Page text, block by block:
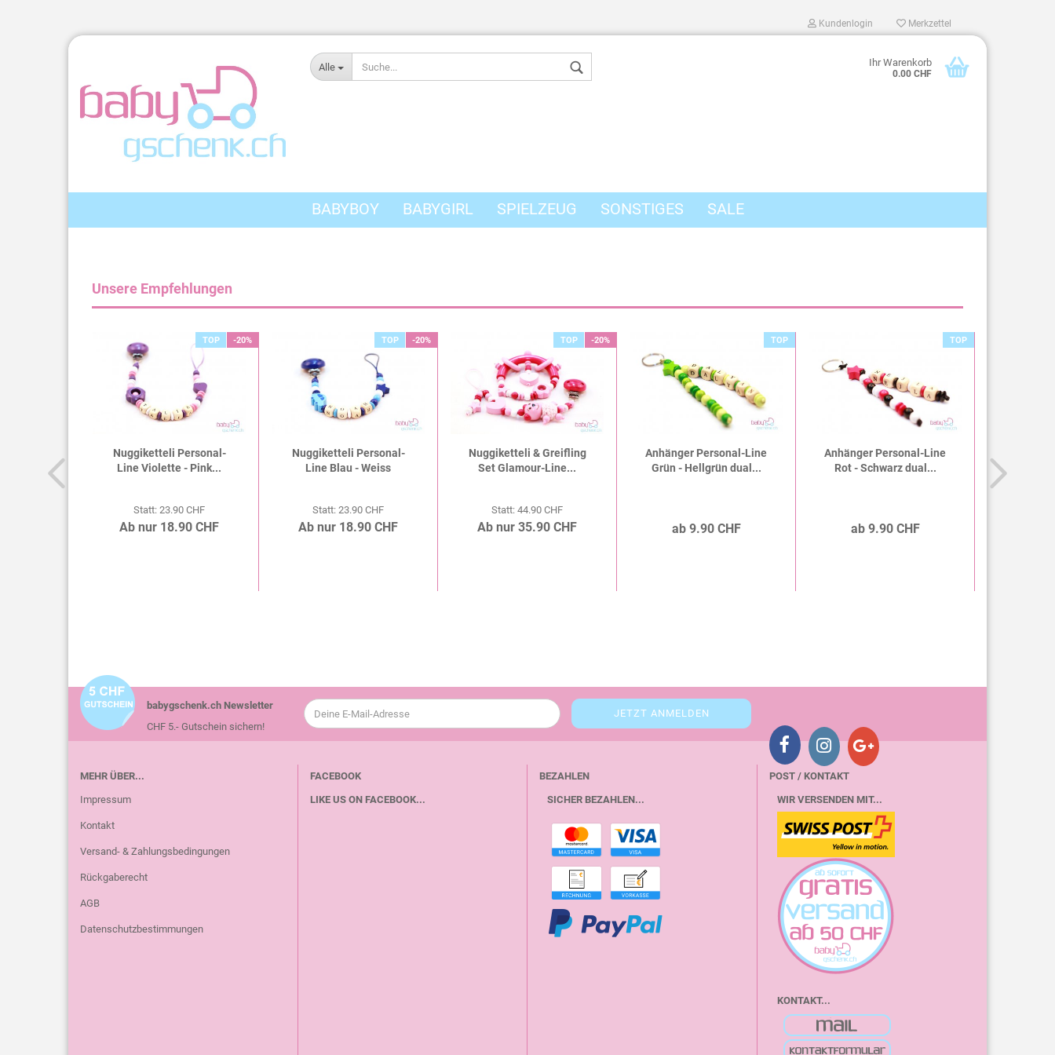
Kundenlogin Merkzettel
Alle Ihr Warenkorb
0.00 CHF
BABYBOY BABYGIRL SPIELZEUG SONSTIGES SALE
Unsere Empfehlungen
TOP -20%
Nuggiketteli Personal-
Line Violette - Pink...
Statt: 23.90 CHF
Ab nur 18.90 CHF
TOP -20%
Nuggiketteli Personal-
Line Blau - Weiss
Statt: 23.90 CHF
Ab nur 18.90 CHF
TOP -20%
Nuggiketteli & Greifling
Set Glamour-Line...
Statt: 44.90 CHF
Ab nur 35.90 CHF
TOP
Anhänger Personal-Line
Grün - Hellgrün dual...
ab 9.90 CHF
TOP
Anhänger Personal-Line
Rot - Schwarz dual...
ab 9.90 CHF
babygschenk.ch Newsletter
CHF 5.- Gutschein sichern!
MEHR ÜBER...
Impressum
Kontakt
Versand- & Zahlungsbedingungen
Rückgaberecht
AGB
Datenschutzbestimmungen
FACEBOOK
LIKE US ON FACEBOOK...
BEZAHLEN
SICHER BEZAHLEN...
POST / KONTAKT
WIR VERSENDEN MIT...
KONTAKT...